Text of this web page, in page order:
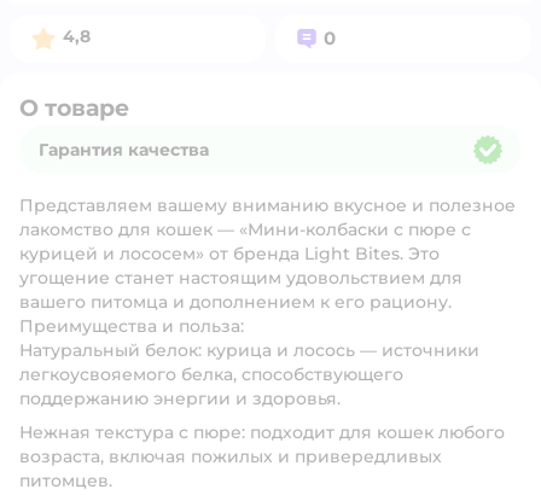
Рейтинг:
4,8 Вопросов:
0
О товаре
Гарантия качества
Представляем вашему вниманию вкусное и полезное
лакомство для кошек — «Мини-колбаски с пюре с
курицей и лососем» от бренда Light Bites. Это
угощение станет настоящим удовольствием для
вашего питомца и дополнением к его рациону.
Преимущества и польза:
Натуральный белок: курица и лосось — источники
легкоусвояемого белка, способствующего
поддержанию энергии и здоровья.
Нежная текстура с пюре: подходит для кошек любого
возраста, включая пожилых и привередливых
питомцев.